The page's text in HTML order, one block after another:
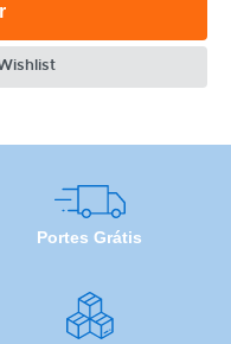
Portes Grátis